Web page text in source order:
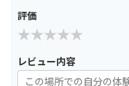
評価
レビュー内容